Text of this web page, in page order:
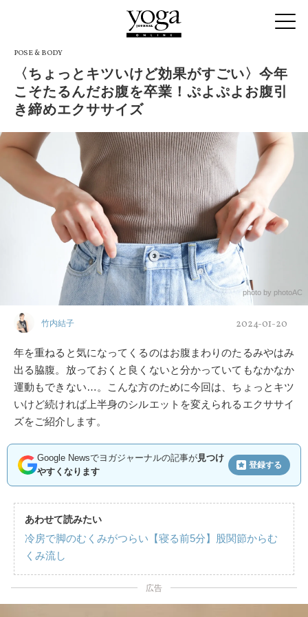
POSE & BODY
〈ちょっとキツいけど効果がすごい〉今年
こそたるんだお腹を卒業！ぷよぷよお腹引
き締めエクササイズ
photo by photoAC
竹内結子 2024-01-20
年を重ねると気になってくるのはお腹まわりのたるみやはみ
出る脇腹。放っておくと良くないと分かっていてもなかなか
運動もできない…。こんな方のために今回は、ちょっとキツ
いけど続ければ上半身のシルエットを変えられるエクササイ
ズをご紹介します。
Google Newsでヨガジャーナルの記事が見つけ
やすくなります
登録する
あわせて読みたい
冷房で脚のむくみがつらい【寝る前5分】股関節からむ
くみ流し
広告